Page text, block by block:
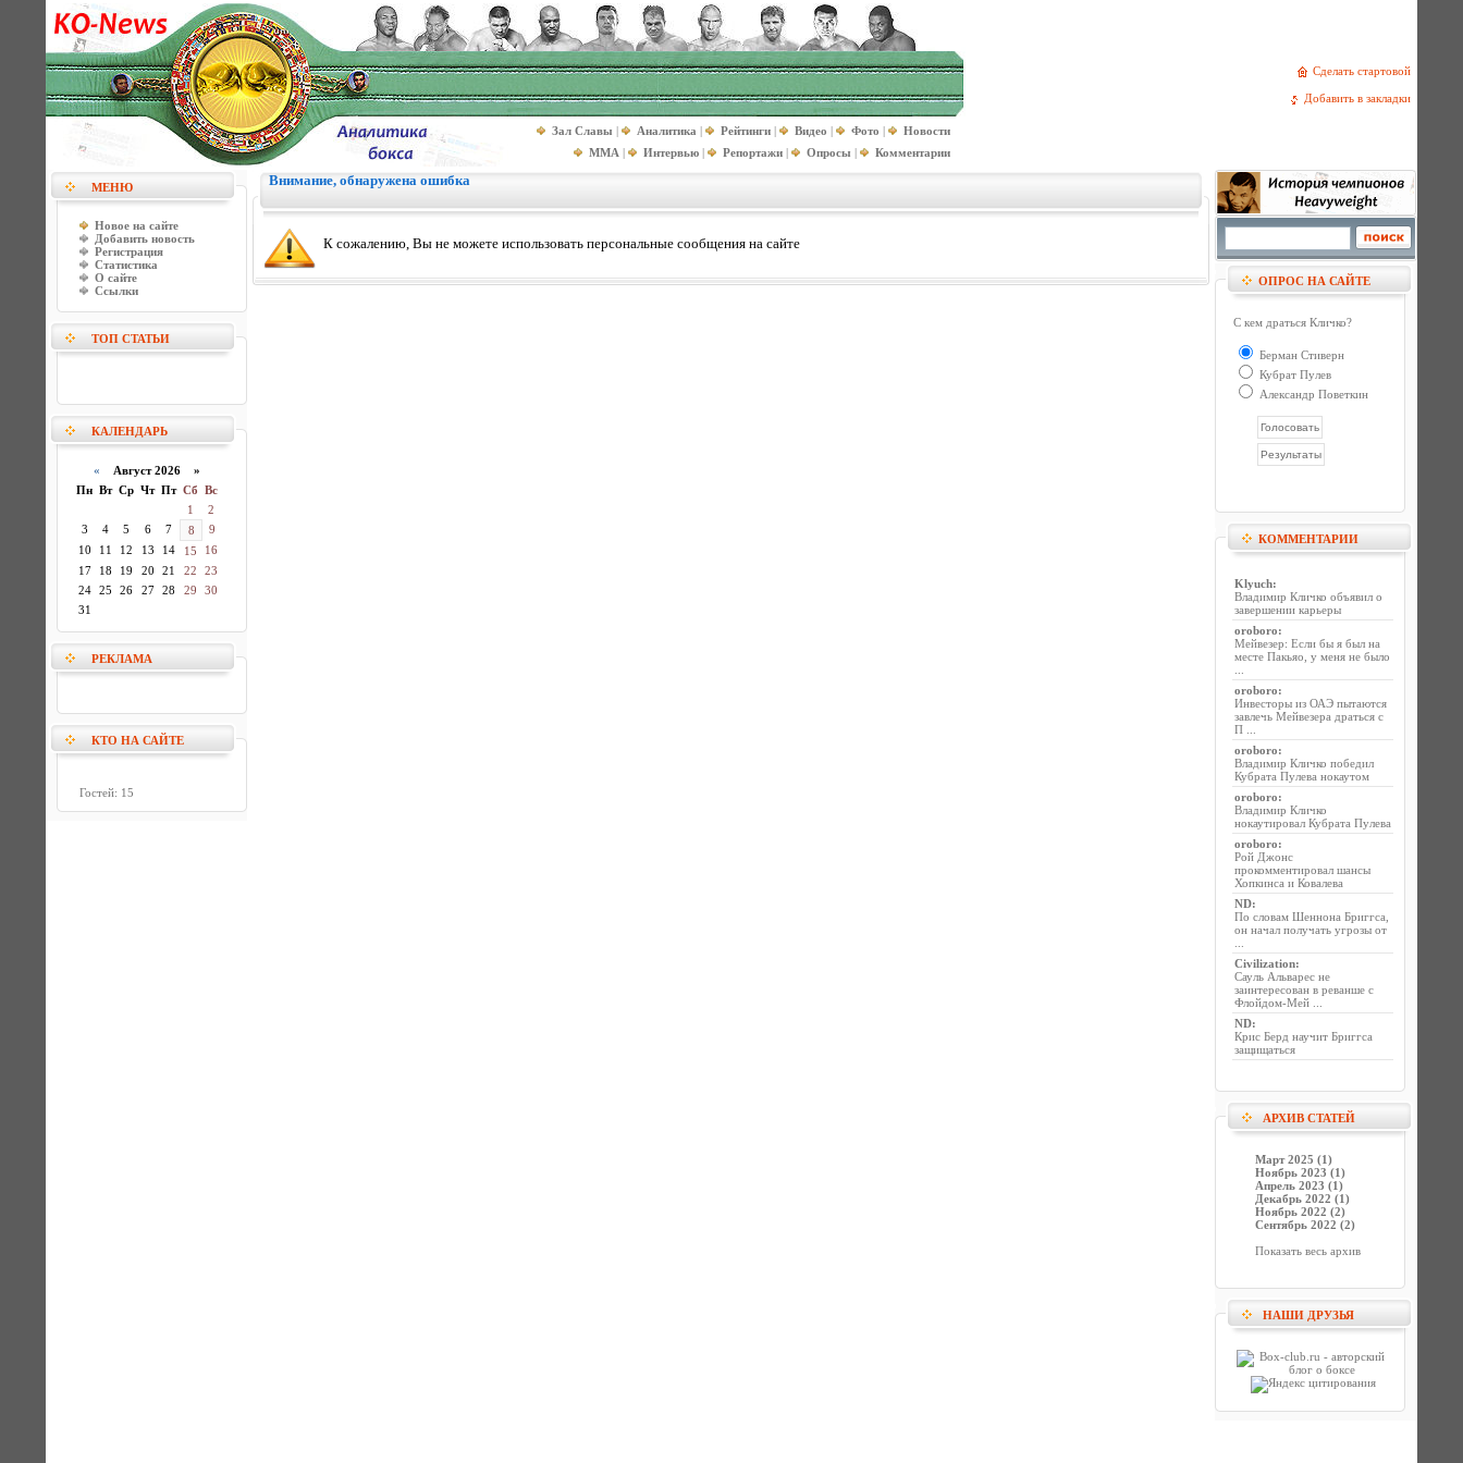
Сделать стартовой
Добавить в закладки
Зал Славы | Аналитика | Рейтинги | Видео | Фото |
Новости
MMA | Интервью | Репортажи | Опросы | Комментарии
МЕНЮ
Новое на сайте
Добавить новость
Регистрация
Статистика
О сайте
Ссылки
ТОП СТАТЬИ
КАЛЕНДАРЬ
« Август 2026 »
Пн Вт Ср Чт Пт Сб Вс
1
2
3
4 5 6 7 8
9
10
11 12 13 14 15
16
17
18 19 20 21 22
23
24
25 26 27 28 29
30
31
РЕКЛАМА
КТО НА САЙТЕ
Гостей: 15
Внимание, обнаружена ошибка
К сожалению, Вы не можете использовать персональные сообщения на сайте
ОПРОС НА САЙТЕ
С кем драться Кличко?
Берман Стиверн
Кубрат Пулев
Александр Поветкин
КОММЕНТАРИИ
Klyuch:
Владимир Кличко объявил о
завершении карьеры
oroboro:
Мейвезер: Если бы я был на
месте Пакьяо, у меня не было
oroboro:
Инвесторы из ОАЭ пытаются
завлечь Мейвезера драться с
П ...
oroboro:
Владимир Кличко победил
Кубрата Пулева нокаутом
oroboro:
Владимир Кличко
нокаутировал Кубрата Пулева
oroboro:
Рой Джонс
прокомментировал шансы
Хопкинса и Ковалева
ND:
По словам Шеннона Бриггса,
он начал получать угрозы от
Civilization:
Сауль Альварес не
заинтересован в реванше с
Флойдом-Мей ...
ND:
Крис Берд научит Бриггса
защищаться
АРХИВ СТАТЕЙ
Март 2025 (1)
Ноябрь 2023 (1)
Апрель 2023 (1)
Декабрь 2022 (1)
Ноябрь 2022 (2)
Сентябрь 2022 (2)
Показать весь архив
НАШИ ДРУЗЬЯ